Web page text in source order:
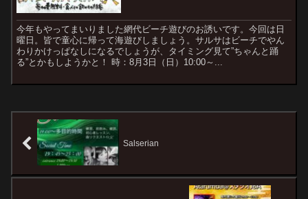
今年もやってまいりました網代ビーチ遊びのお誘いです。今回は日
曜日。皆で童心に帰って海遊びしましょう。サルサはビーチでやん
わりかけっぱなしになるでしょうが、タイミング見て”ちゃんと踊
る”とかもしようかと！ 時：8月3日（日）10:00～...
Salserian